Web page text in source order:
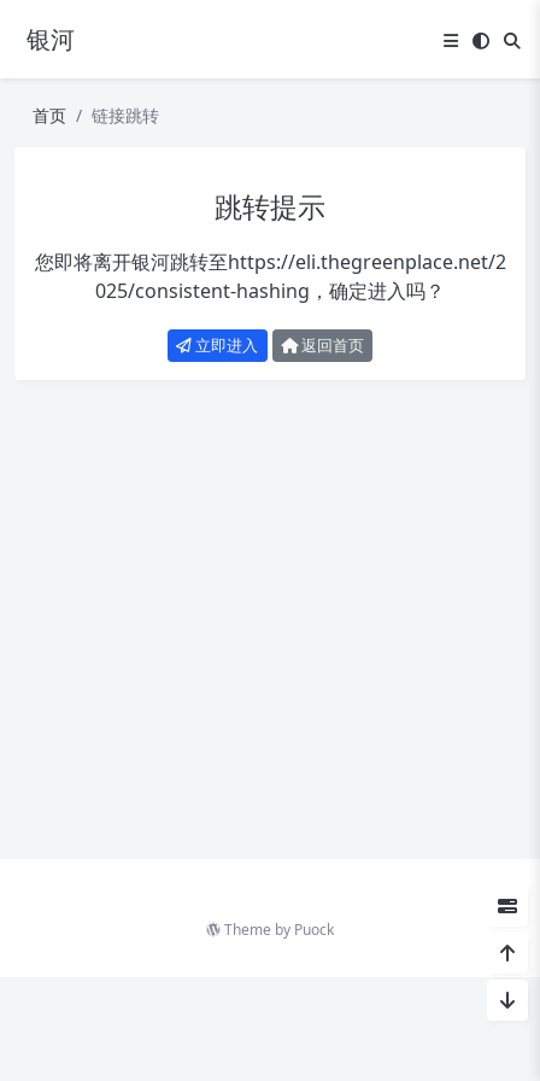
银河
首页 链接跳转
跳转提示
您即将离开银河跳转至https://eli.thegreenplace.net/2
025/consistent-hashing ，确定进入吗？
立即进入 返回首页
Theme by Puock